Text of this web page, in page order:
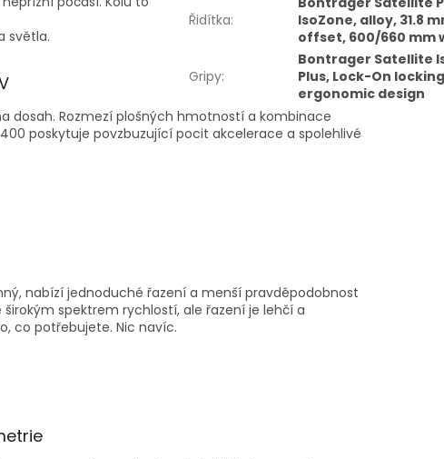
světla.
dosah. Rozmezí plošných hmotností a kombinace
poskytuje povzbuzující pocit akcelerace a spolehlivé
nabízí jednoduché řazení a menší pravděpodobnost
širokým spektrem rychlostí, ale řazení je lehčí a
co potřebujete. Nic navíc.
Řidítka:
IsoZone, alloy, 31.8
offset, 600/660 mm
Gripy:
Bontrager Satellite
Plus, Lock-On
ergonomic design